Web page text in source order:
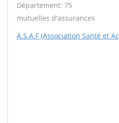
Département: 75
mutuelles d'assurances
A.S.A.F (Association Santé et